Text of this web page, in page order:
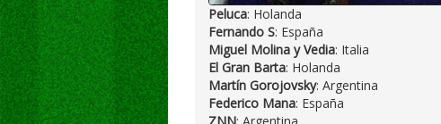
Peluca: Holanda
Fernando S: España
Miguel Molina y Vedia: Italia
El Gran Barta: Holanda
Martín Gorojovsky: Argentina
Federico Mana: España